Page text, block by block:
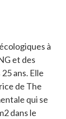
à
et des
ans. Elle
de The
qui se
dans le